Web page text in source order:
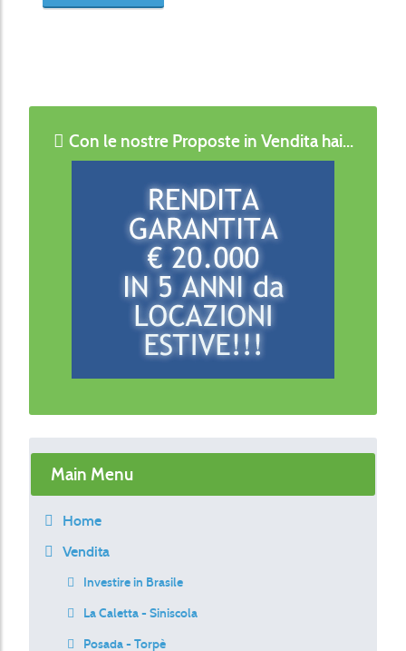
Con le nostre Proposte in Vendita hai...
Main Menu
Home
Vendita
Investire in Brasile
La Caletta - Siniscola
Posada - Torpè